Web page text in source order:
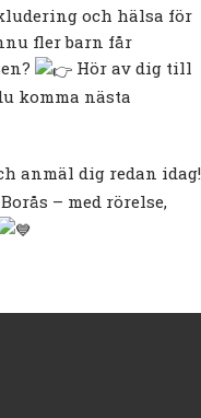
och hälsa för
fler barn får
Hör av dig till
komma nästa
anmäl dig redan idag!
– med rörelse,